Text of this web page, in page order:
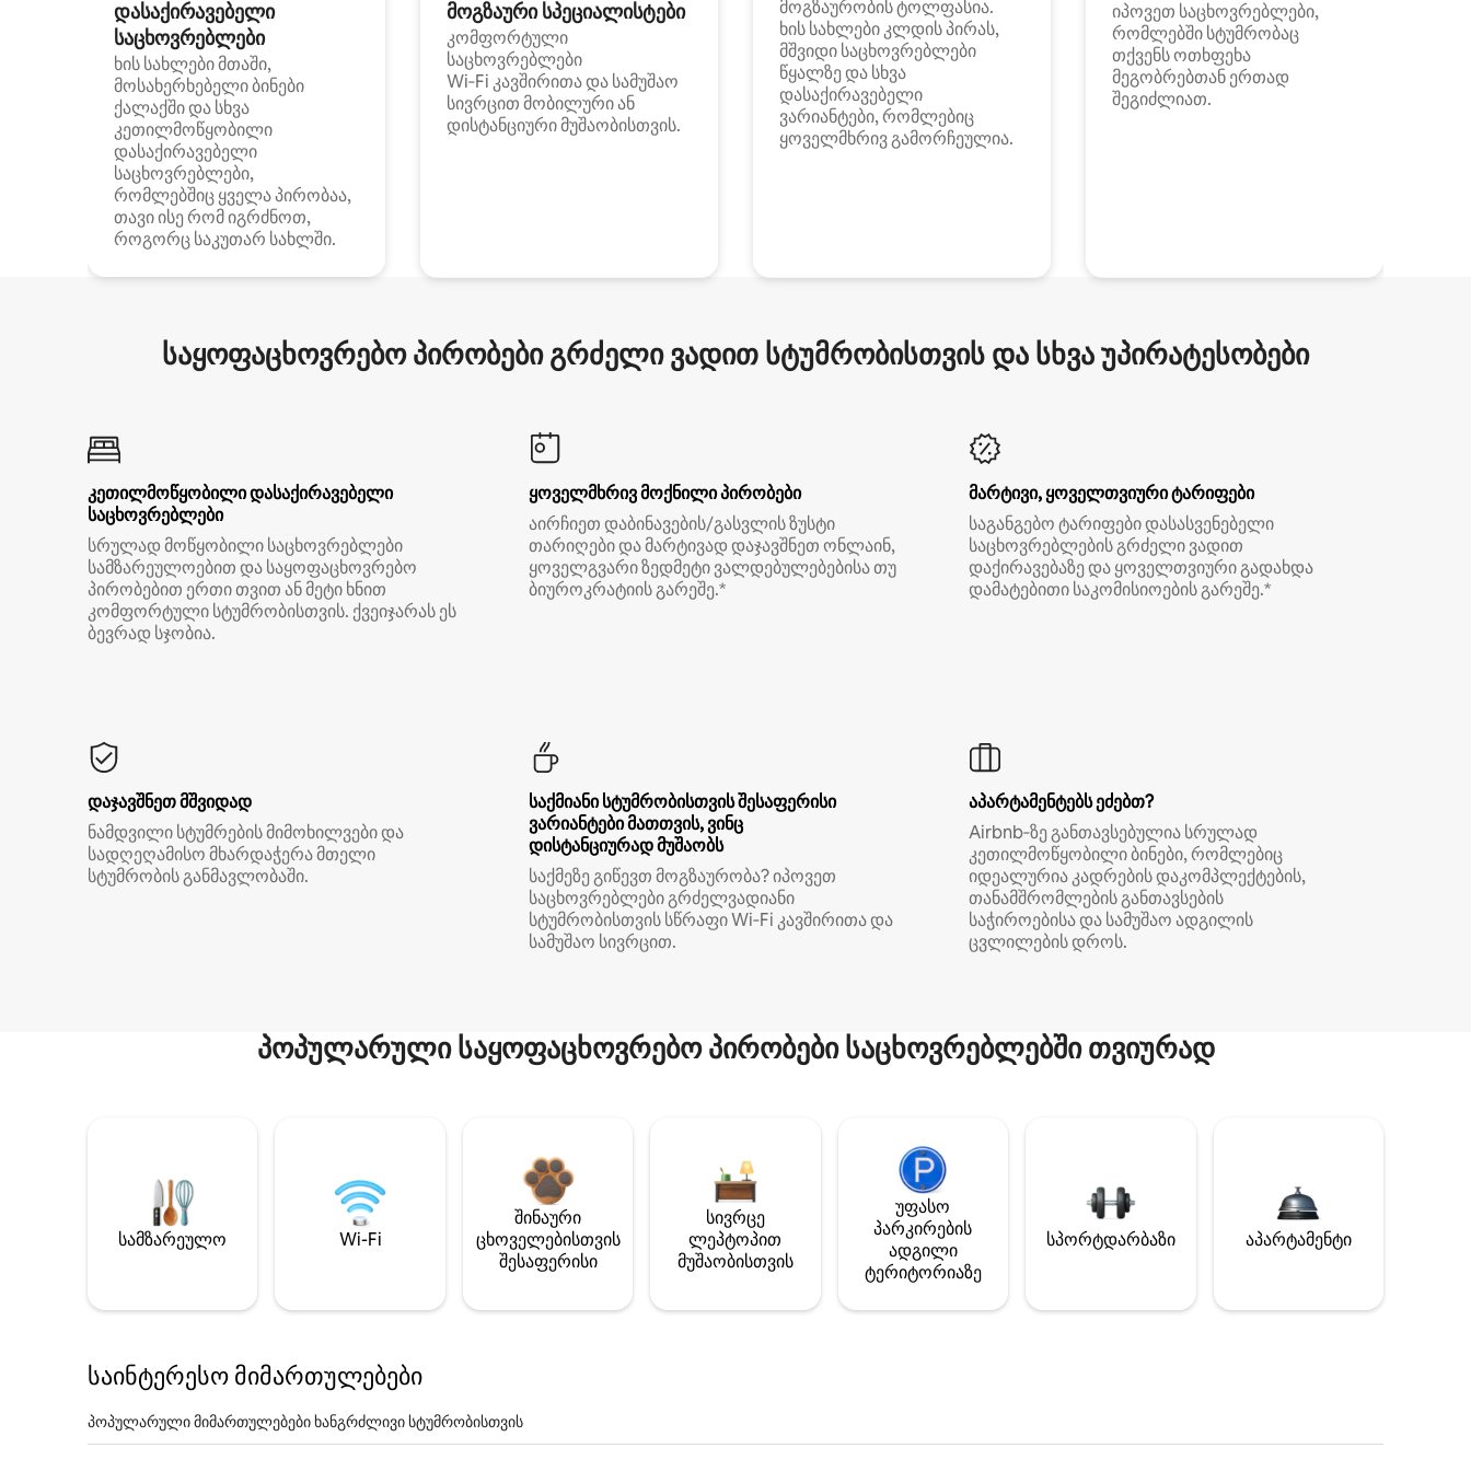
დასაქირავებელი
საცხოვრებლები
ხის სახლები მთაში,
მოსახერხებელი ბინები
ქალაქში და სხვა
კეთილმოწყობილი
დასაქირავებელი
საცხოვრებლები,
რომლებშიც ყველა პირობაა,
თავი ისე რომ იგრძნოთ,
როგორც საკუთარ სახლში.
მოგზაური სპეციალისტები
კომფორტული
საცხოვრებლები
Wi‑Fi კავშირითა და სამუშაო
სივრცით მობილური ან
დისტანციური მუშაობისთვის.
მოგზაურობის ტოლფასია.
ხის სახლები კლდის პირას,
მშვიდი საცხოვრებლები
წყალზე და სხვა
დასაქირავებელი
ვარიანტები, რომლებიც
ყოველმხრივ გამორჩეულია.
იპოვეთ საცხოვრებლები,
რომლებში სტუმრობაც
თქვენს ოთხფეხა
მეგობრებთან ერთად
შეგიძლიათ.
საყოფაცხოვრებო პირობები გრძელი ვადით სტუმრობისთვის და სხვა უპირატესობები
კეთილმოწყობილი დასაქირავებელი
საცხოვრებლები
სრულად მოწყობილი საცხოვრებლები
სამზარეულოებით და საყოფაცხოვრებო
პირობებით ერთი თვით ან მეტი ხნით
კომფორტული სტუმრობისთვის. ქვეიჯარას ეს
ბევრად სჯობია.
ყოველმხრივ მოქნილი პირობები
აირჩიეთ დაბინავების/გასვლის ზუსტი
თარიღები და მარტივად დაჯავშნეთ ონლაინ,
ყოველგვარი ზედმეტი ვალდებულებებისა თუ
ბიუროკრატიის გარეშე.*
მარტივი, ყოველთვიური ტარიფები
საგანგებო ტარიფები დასასვენებელი
საცხოვრებლების გრძელი ვადით
დაქირავებაზე და ყოველთვიური გადახდა
დამატებითი საკომისიოების გარეშე.*
დაჯავშნეთ მშვიდად
ნამდვილი სტუმრების მიმოხილვები და
სადღეღამისო მხარდაჭერა მთელი
სტუმრობის განმავლობაში.
საქმიანი სტუმრობისთვის შესაფერისი
ვარიანტები მათთვის, ვინც
დისტანციურად მუშაობს
საქმეზე გიწევთ მოგზაურობა? იპოვეთ
საცხოვრებლები გრძელვადიანი
სტუმრობისთვის სწრაფი Wi‑Fi კავშირითა და
სამუშაო სივრცით.
აპარტამენტებს ეძებთ?
Airbnb‑ზე განთავსებულია სრულად
კეთილმოწყობილი ბინები, რომლებიც
იდეალურია კადრების დაკომპლექტების,
თანამშრომლების განთავსების
საჭიროებისა და სამუშაო ადგილის
ცვლილების დროს.
პოპულარული საყოფაცხოვრებო პირობები საცხოვრებლებში თვიურად
სამზარეულო Wi-Fi
შინაური
ცხოველებისთვის
შესაფერისი
სივრცე
ლეპტოპით
მუშაობისთვის
უფასო
პარკირების
ადგილი
ტერიტორიაზე
სპორტდარბაზი აპარტამენტი
საინტერესო მიმართულებები
პოპულარული მიმართულებები ხანგრძლივი სტუმრობისთვის